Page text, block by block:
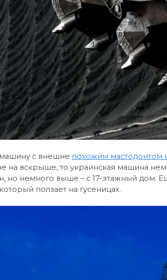
машину с внешне похожим мастодонтом
на вскрыше, то украинская машина
но немного выше – с 17-этажный дом.
ползает на гусеницах.